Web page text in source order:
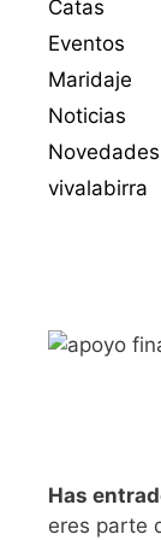
Catas
Eventos
Maridaje
Noticias
Novedades
vivalabirra
Has
eres parte